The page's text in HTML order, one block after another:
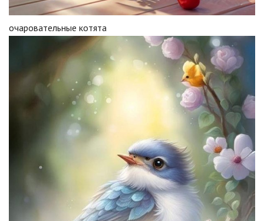
очаровательные котята